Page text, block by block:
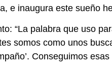
e inaugura este sueño
“La palabra que uso
somos como unos
Conseguimos